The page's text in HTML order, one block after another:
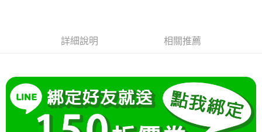
1.本服務由台灣大哥大提供，台灣大哥大用戶可立即使用無須另外申請。
3.實際核准額度、可分期數及費用金額請依後續交易確認頁面所載為準。
4.訂單成立30分鐘內，如未前往確認交易或遇審核未通過，訂單將自動取
消。如遇「轉專審核」未通過狀況，表示未達大哥付你分期系統評分，恕無
法說明評估內容。
【繳款方式說明】
AFTEE先享後付
AFTEE先享後付是「在收到商品之後才付款」的支付方式。 讓您購物簡單
便利好安心！
１．簡單：不需註冊會員、不需綁卡、不需儲值。
２．便利：只要手機號碼，簡訊認證，即可結帳。
３．安心：先確認商品／服務後，再付款。
Hami Point
相關說明
「Hami Point」為中華電信所提供之點數服務，可於會員專區綁定中華電信
會員帳號後，即可在購物車使用 Hami Point 折抵消費金額 (1點等於1元)。
ATM付款
詳細說明 相關推薦